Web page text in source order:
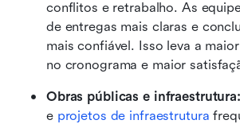
conflitos e retrabalho. As
de entregas mais claras e
mais confiável. Isso leva a
no cronograma e maior
Obras públicas e infraestrutura:
e projetos de infraestrutura